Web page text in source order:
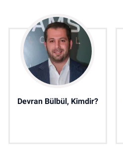
Devran Bülbül, Kimdir?